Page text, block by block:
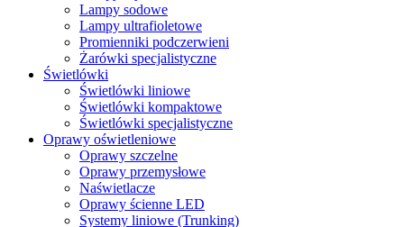
Lampy sodowe
Lampy ultrafioletowe
Promienniki podczerwieni
Żarówki specjalistyczne
Świetlówki
Świetlówki liniowe
Świetlówki kompaktowe
Świetlówki specjalistyczne
Oprawy oświetleniowe
Oprawy szczelne
Oprawy przemysłowe
Naświetlacze
Oprawy ścienne LED
Systemy liniowe (Trunking)